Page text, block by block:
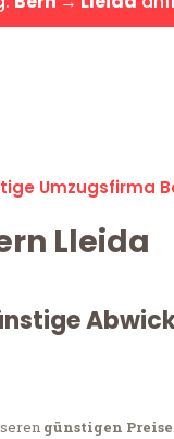
Umzugsfirma
Lleida
günstigen